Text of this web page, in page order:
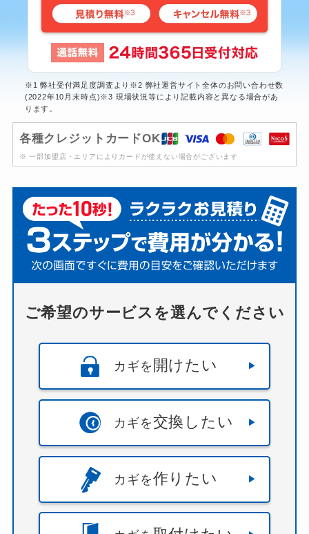
※1 弊社受付満足度調査より※2 弊社運営サイト全体のお問い合わせ数
(2022年10月末時点)※3 現場状況等により記載内容と異なる場合があ
ります。
各種クレジットカードOK
※ 一部加盟店・エリアによりカードが使えない場合がございます
ご希望のサービスを選んでください
カギを 開けたい
カギを交換したい
カギを作りたい